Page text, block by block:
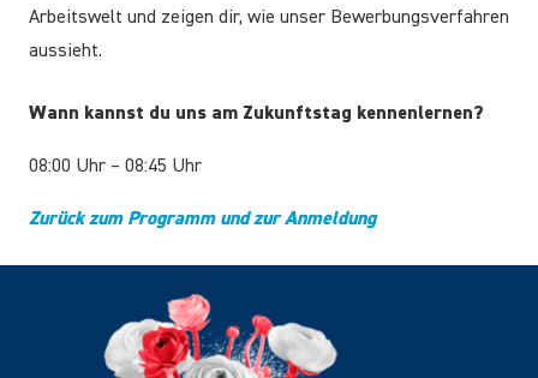
Arbeitswelt und zeigen dir, wie unser Bewerbungsverfahren
aussieht.
Wann kannst du uns am Zukunftstag kennenlernen?
08:00 Uhr – 08:45 Uhr
Zurück zum Programm und zur Anmeldung